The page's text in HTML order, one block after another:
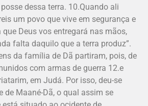
dessa terra. 10.Quando ali
um povo que vive em segurança e
Deus vos entregará nas mãos,
falta daquilo que a terra produz”.
da família de Dã partiram, pois, de
com armas de guerra 12.e
em Judá. Por isso, deu-se
de Maané-Dã, o qual assim se